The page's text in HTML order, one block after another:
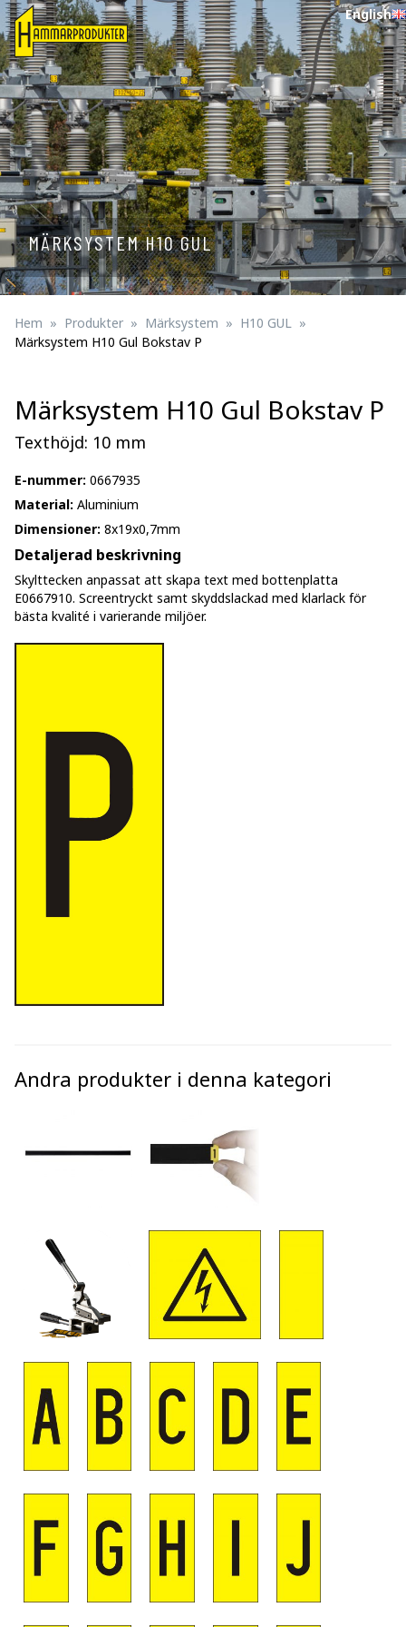
English
MÄRKSYSTEM H10 GUL
Hem Produkter Märksystem
H10 GUL
Märksystem H10 Gul Bokstav P
Märksystem H10 Gul Bokstav P
Texthöjd: 10 mm
E-nummer: 0667935
Material: Aluminium
Dimensioner: 8x19x0,7mm
Detaljerad beskrivning
Skylttecken anpassat att skapa text med bottenplatta
E0667910. Screentryckt samt skyddslackad med klarlack för
bästa kvalité i varierande miljöer.
Andra produkter i denna kategori